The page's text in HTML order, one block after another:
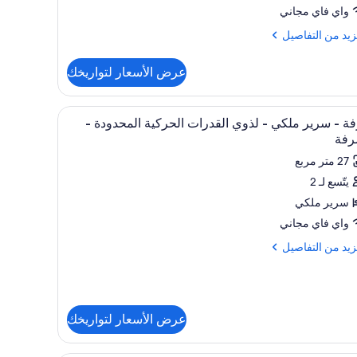
واي فاي مجاني
من التفاصيل
عرض الأسعار لتواريخك
الغرفة ومكتب ملاءات للفراش لا تسبب الحساسية وخزنة داخل
5
- سرير ملكي - لذوي القدرات الحركية المحدودة -
27 متر مربع
يتّسع لـ 2
سرير ملكي
واي فاي مجاني
من التفاصيل
عرض الأسعار لتواريخك